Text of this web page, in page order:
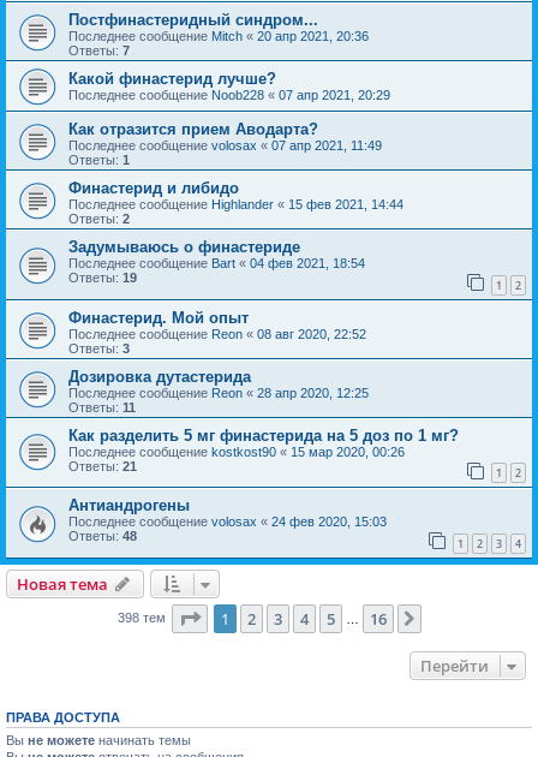
Постфинастеридный синдром...
Последнее сообщение Mitch « 20 апр 2021, 20:36
Ответы: 7
Какой финастерид лучше?
Последнее сообщение Noob228 « 07 апр 2021, 20:29
Как отразится прием Аводарта?
Последнее сообщение volosax « 07 апр 2021, 11:49
Ответы: 1
Финастерид и либидо
Последнее сообщение Highlander « 15 фев 2021, 14:44
Ответы: 2
Задумываюсь о финастериде
Последнее сообщение Bart « 04 фев 2021, 18:54
Ответы: 19 1 2
Финастерид. Мой опыт
Последнее сообщение Reon « 08 авг 2020, 22:52
Ответы: 3
Дозировка дутастерида
Последнее сообщение Reon « 28 апр 2020, 12:25
Ответы: 11
Как разделить 5 мг финастерида на 5 доз по 1 мг?
Последнее сообщение kostkost90 « 15 мар 2020, 00:26
Ответы: 21 1 2
Антиандрогены
Последнее сообщение volosax « 24 фев 2020, 15:03
Ответы: 48 1 2 3 4
Новая тема
398 тем Страница из 16
1 2 3 4 5 16
Перейти
ПРАВА ДОСТУПА
Вы не можете начинать темы